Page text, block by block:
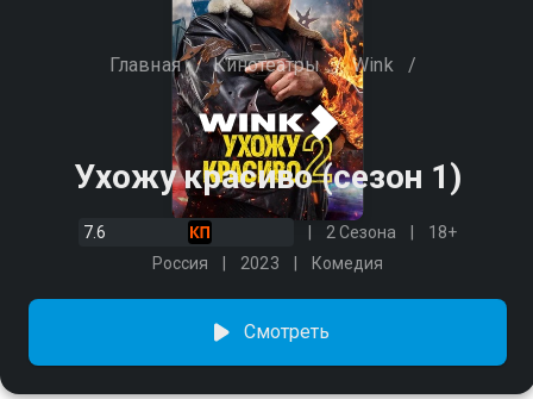
Главная / Кинотеатры / Wink /
Ухожу красиво (сезон 1)
7.6 2 Сезона
18+
Россия
2023 Комедия
Смотреть